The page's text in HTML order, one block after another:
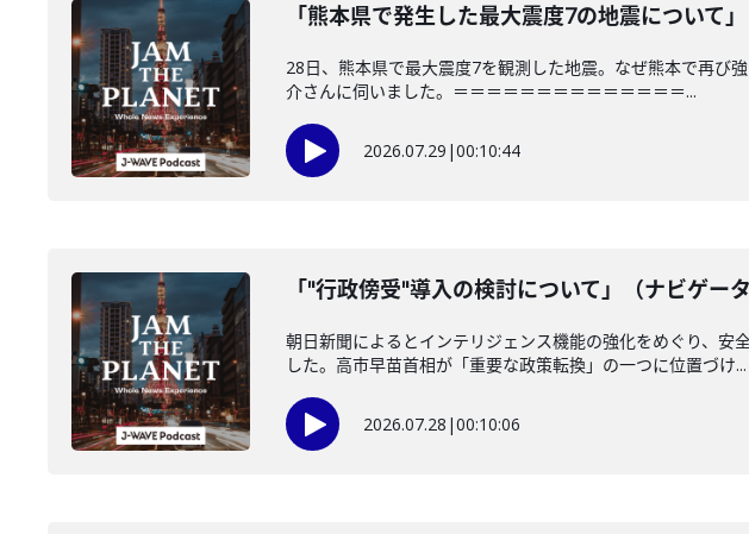
「熊本県で発生した最大震度7の地震につい
28日、熊本県で最大震度7を観測した地震。なぜ熊本で再び
介さんに伺いました。＝＝＝＝＝＝＝＝＝＝＝＝＝＝...
2026.07.29 |00:10:44
「"行政傍受"導入の検討について」（ナビゲ
朝日新聞によるとインテリジェンス機能の強化をめぐり、
した。高市早苗首相が「重要な政策転換」の一つに位置づけ...
2026.07.28 |00:10:06